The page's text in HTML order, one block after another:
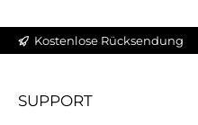
Kostenlose Rücksendung
SUPPORT